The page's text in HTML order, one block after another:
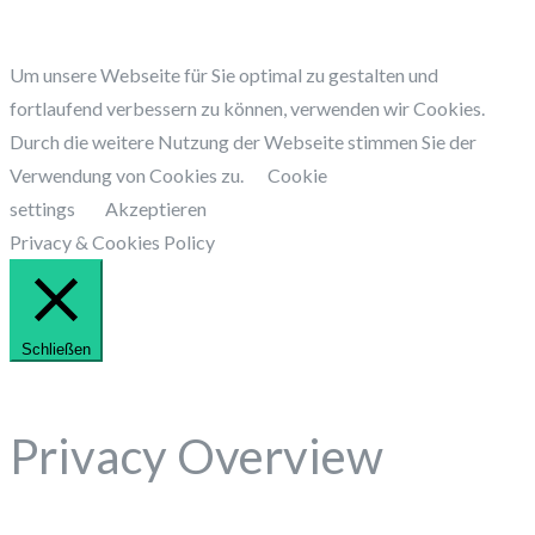
Um unsere Webseite für Sie optimal zu gestalten und
fortlaufend verbessern zu können, verwenden wir Cookies.
Durch die weitere Nutzung der Webseite stimmen Sie der
Verwendung von Cookies zu.
Cookie
settings
Akzeptieren
Privacy & Cookies Policy
Schließen
Privacy Overview